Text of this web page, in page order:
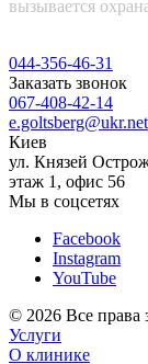
вызывается
044-356-46-31
Заказать звонок
067-408-42-14
e.goltsberg@ukr.net
Киев
ул. Князей
этаж 1, офис 56
Мы в соцсетях
Facebook
Instagram
YouTube
© 2026 Все
Услуги
О клинике